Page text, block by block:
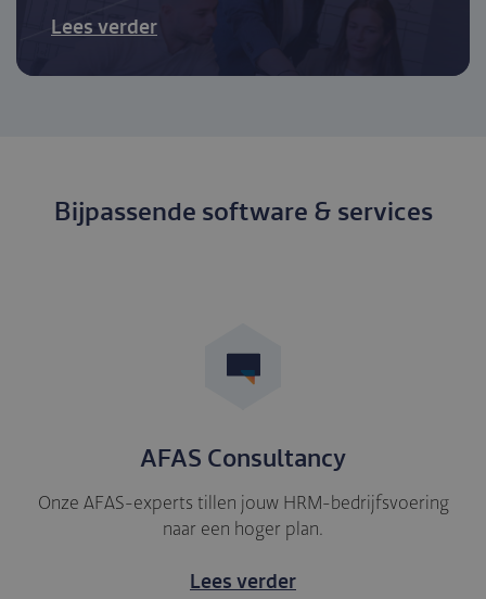
Lees verder
Bijpassende software & services
AFAS Consultancy
Onze AFAS-experts tillen jouw HRM-bedrijfsvoering
naar een hoger plan.
Lees verder